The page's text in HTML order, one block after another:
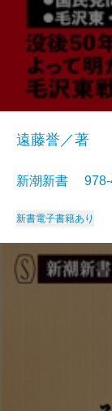
遠藤誉／著
新潮新書
新書電子書籍あり